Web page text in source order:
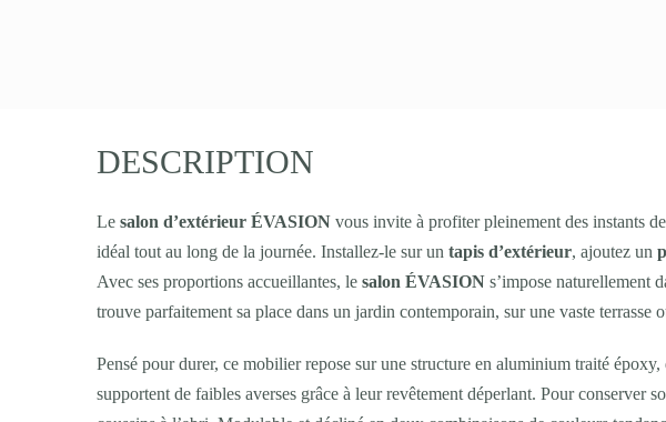
DESCRIPTION
Le salon d’extérieur ÉVASION vous invite à profiter pleinement des instants
idéal tout au long de la journée. Installez-le sur un tapis d’extérieur, ajoutez un
Avec ses proportions accueillantes, le salon ÉVASION s’impose naturellement
trouve parfaitement sa place dans un jardin contemporain, sur une vaste terrasse
Pensé pour durer, ce mobilier repose sur une structure en aluminium traité
supportent de faibles averses grâce à leur revêtement déperlant. Pour conserver